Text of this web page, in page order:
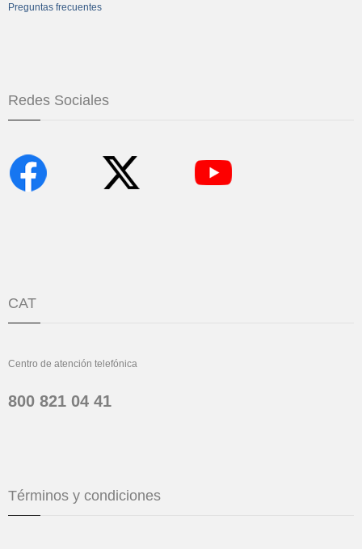
Preguntas frecuentes
Redes Sociales
CAT
Centro de atención telefónica
800 821 04 41
Términos y condiciones